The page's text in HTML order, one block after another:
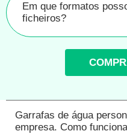
Em que formatos
ficheiros?
Garrafas de água
empresa. Como funciona